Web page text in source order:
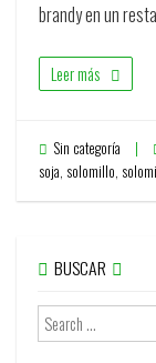
brandy en un
Leer más
Sin categoría
soja, solomillo,
BUSCAR